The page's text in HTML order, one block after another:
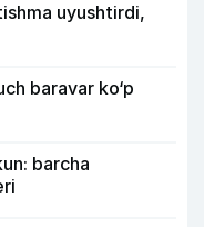
uyushtirdi,
baravar ko‘p
barcha